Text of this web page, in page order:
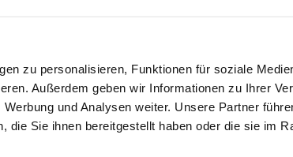
zu personalisieren, Funktionen für soziale
Außerdem geben wir Informationen zu Ihrer
und Analysen weiter. Unsere Partner
die Sie ihnen bereitgestellt haben oder die sie im
data